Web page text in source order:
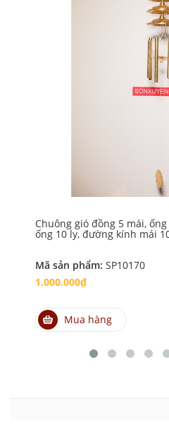
Chuông gió đồng 5 mái,
ống 10 ly, đường kính mái
Mã sản phẩm: SP10170
1.000.000₫
Mua hàng